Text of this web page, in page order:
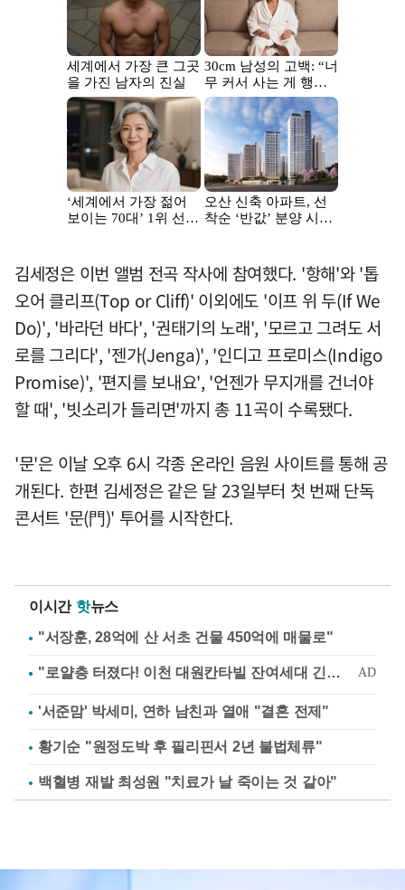
김세정은 이번 앨범 전곡 작사에 참여했다. '항해'와 '톱
오어 클리프(Top or Cliff)' 이외에도 '이프 위 두(If We
Do)', '바라던 바다', '권태기의 노래', '모르고 그려도 서
로를 그리다', '젠가(Jenga)', '인디고 프로미스(Indigo
Promise)', '편지를 보내요', '언젠가 무지개를 건너야
할 때', '빗소리가 들리면'까지 총 11곡이 수록됐다.
'문'은 이날 오후 6시 각종 온라인 음원 사이트를 통해 공
개된다. 한편 김세정은 같은 달 23일부터 첫 번째 단독
콘서트 '문(門)' 투어를 시작한다.
이시간 핫뉴스
"서장훈, 28억에 산 서초 건물 450억에 매물로"
'서준맘' 박세미, 연하 남친과 열애 "결혼 전제"
황기순 "원정도박 후 필리핀서 2년 불법체류"
백혈병 재발 최성원 "치료가 날 죽이는 것 같아"